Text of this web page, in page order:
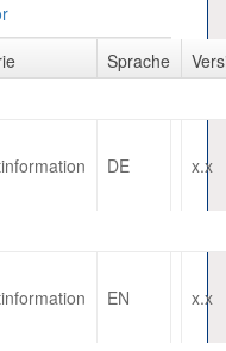
Sprache
DE x.x
EN x.x